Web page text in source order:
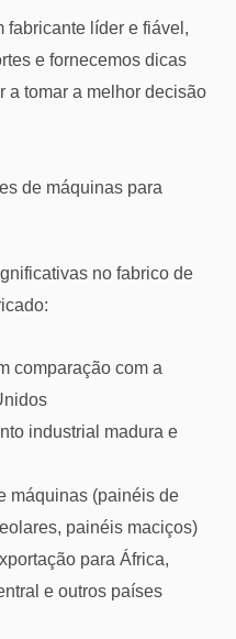
fabricante líder e fiável,
e fornecemos dicas
a tomar a melhor decisão
de máquinas para
no fabrico de
comparação com a
industrial madura e
máquinas (painéis de
painéis maciços)
para África,
e outros países